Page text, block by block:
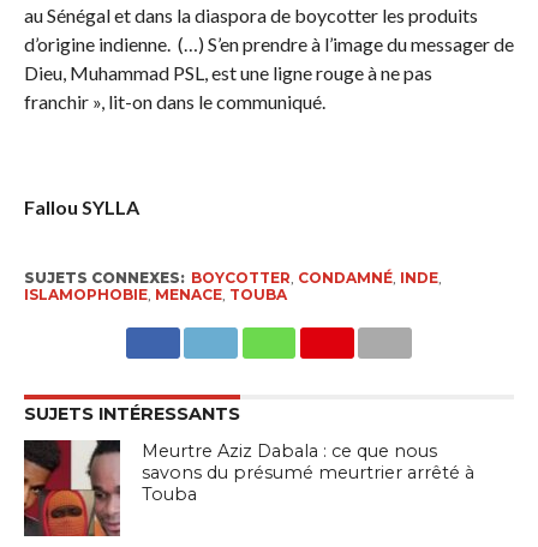
au Sénégal et dans la diaspora de boycotter les produits
d’origine indienne. (…) S’en prendre à l’image du messager de
Dieu, Muhammad PSL, est une ligne rouge à ne pas
franchir », lit-on dans le communiqué.
Fallou SYLLA
SUJETS CONNEXES: BOYCOTTER, CONDAMNÉ, INDE,
ISLAMOPHOBIE, MENACE, TOUBA
SUJETS INTÉRESSANTS
Meurtre Aziz Dabala : ce que nous
savons du présumé meurtrier arrêté à
Touba